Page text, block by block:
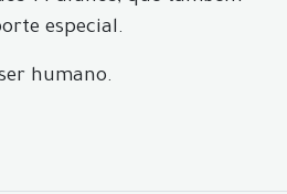
especial.
humano.